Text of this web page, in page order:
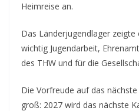
Heimreise an.
Das Länderjugendlager
wichtig Jugendarbeit,
des THW und für die
Die Vorfreude auf das
groß: 2027 wird das nächste